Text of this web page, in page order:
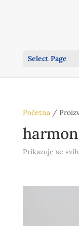
Select Page
Početna/
Prikazuje se